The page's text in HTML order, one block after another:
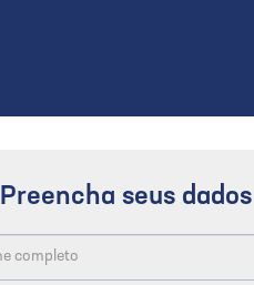
Preencha seus dados